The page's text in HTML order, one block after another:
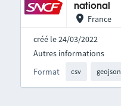
national
France
créé le 24/03/2022
Format csv geojson
Autres informations